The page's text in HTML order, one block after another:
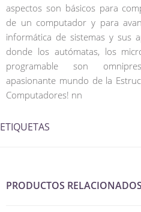
aspectos son básicos para
de un computador y para
informática de sistemas y sus
donde los autómatas, los
programable son
apasionante mundo de la
Computadores! nn
ETIQUETAS
PRODUCTOS RELACIONADOS